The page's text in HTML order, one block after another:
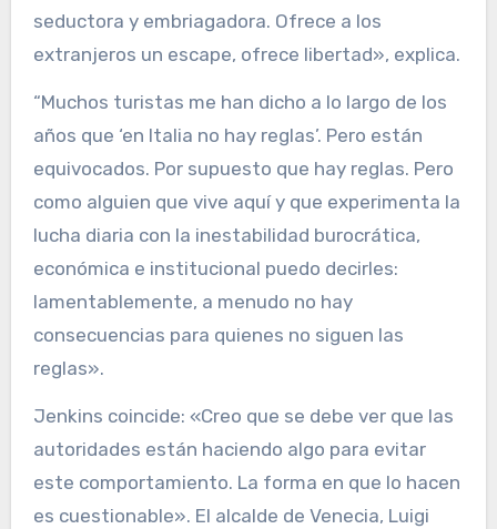
seductora y embriagadora. Ofrece a los
extranjeros un escape, ofrece libertad», explica.
“Muchos turistas me han dicho a lo largo de los
años que ‘en Italia no hay reglas’. Pero están
equivocados. Por supuesto que hay reglas. Pero
como alguien que vive aquí y que experimenta la
lucha diaria con la inestabilidad burocrática,
económica e institucional puedo decirles:
lamentablemente, a menudo no hay
consecuencias para quienes no siguen las
reglas».
Jenkins coincide: «Creo que se debe ver que las
autoridades están haciendo algo para evitar
este comportamiento. La forma en que lo hacen
es cuestionable». El alcalde de Venecia, Luigi